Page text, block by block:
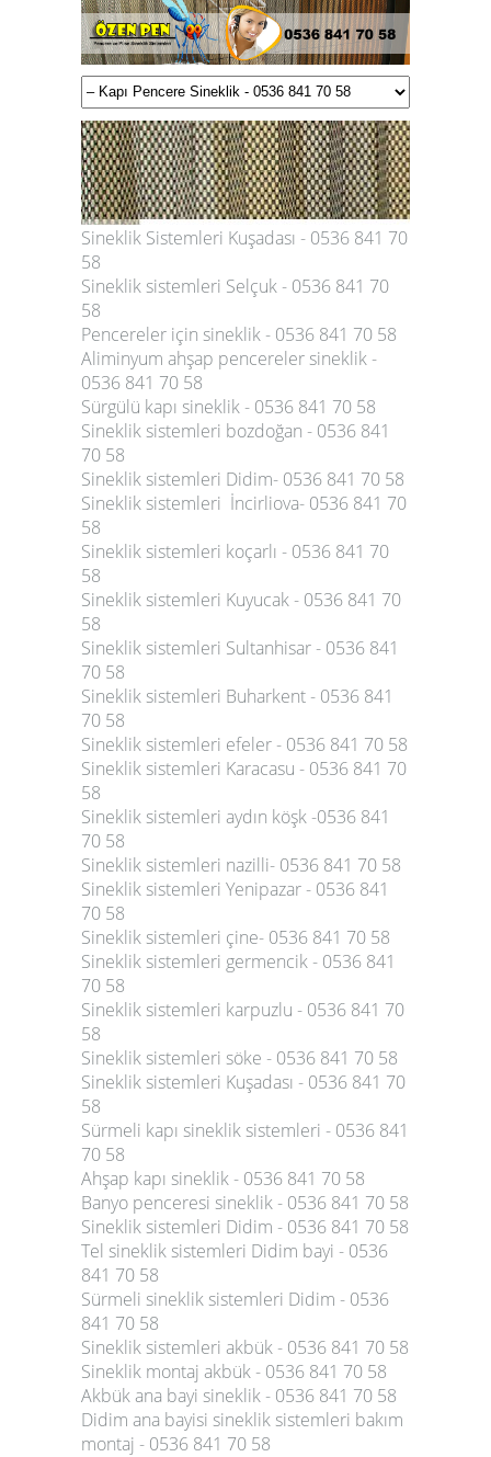
Sineklik Sistemleri Kuşadası - 0536 841 70
58
Sineklik sistemleri Selçuk - 0536 841 70
58
Pencereler için sineklik - 0536 841 70 58
Aliminyum ahşap pencereler sineklik -
0536 841 70 58
Sürgülü kapı sineklik - 0536 841 70 58
Sineklik sistemleri bozdoğan - 0536 841
70 58
Sineklik sistemleri Didim- 0536 841 70 58
Sineklik sistemleri İncirliova- 0536 841 70
58
Sineklik sistemleri koçarlı - 0536 841 70
58
Sineklik sistemleri Kuyucak - 0536 841 70
58
Sineklik sistemleri Sultanhisar - 0536 841
70 58
Sineklik sistemleri Buharkent - 0536 841
70 58
Sineklik sistemleri efeler - 0536 841 70 58
Sineklik sistemleri Karacasu - 0536 841 70
58
Sineklik sistemleri aydın köşk -0536 841
70 58
Sineklik sistemleri nazilli- 0536 841 70 58
Sineklik sistemleri Yenipazar - 0536 841
70 58
Sineklik sistemleri çine- 0536 841 70 58
Sineklik sistemleri germencik - 0536 841
70 58
Sineklik sistemleri karpuzlu - 0536 841 70
58
Sineklik sistemleri söke - 0536 841 70 58
Sineklik sistemleri Kuşadası - 0536 841 70
58
Sürmeli kapı sineklik sistemleri - 0536 841
70 58
Ahşap kapı sineklik - 0536 841 70 58
Banyo penceresi sineklik - 0536 841 70 58
Sineklik sistemleri Didim - 0536 841 70 58
Tel sineklik sistemleri Didim bayi - 0536
841 70 58
Sürmeli sineklik sistemleri Didim - 0536
841 70 58
Sineklik sistemleri akbük - 0536 841 70 58
Sineklik montaj akbük - 0536 841 70 58
Akbük ana bayi sineklik - 0536 841 70 58
Didim ana bayisi sineklik sistemleri bakım
montaj - 0536 841 70 58